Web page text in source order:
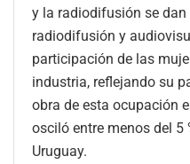
y la radiodifusión se
radiodifusión y
participación de las
industria, reflejando su
obra de esta ocupación
osciló entre menos del 5
Uruguay.